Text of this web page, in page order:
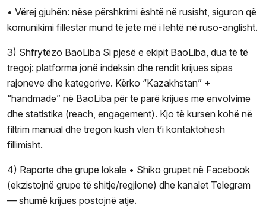
• Vërej gjuhën: nëse përshkrimi është në rusisht, siguron që
komunikimi fillestar mund të jetë më i lehtë në ruso-anglisht.
3) Shfrytëzo BaoLiba Si pjesë e ekipit BaoLiba, dua të të
tregoj: platforma jonë indeksin dhe rendit krijues sipas
rajoneve dhe kategorive. Kërko “Kazakhstan” +
“handmade” në BaoLiba për të parë krijues me envolvime
dhe statistika (reach, engagement). Kjo të kursen kohë në
filtrim manual dhe tregon kush vlen t’i kontaktohesh
fillimisht.
4) Raporte dhe grupe lokale • Shiko grupet në Facebook
(ekzistojnë grupe të shitje/regjione) dhe kanalet Telegram
— shumë krijues postojnë atje.